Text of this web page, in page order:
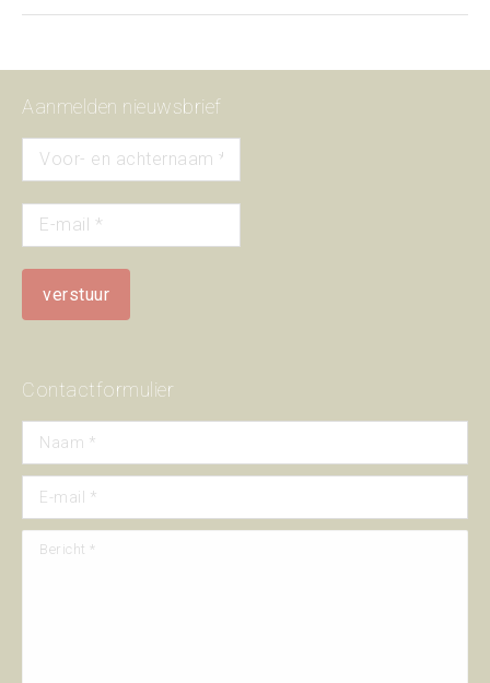
Aanmelden nieuwsbrief
Contactformulier
Naam *
E-mail *
Bericht *